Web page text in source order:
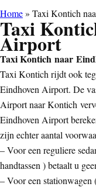
Home» Taxi Kontich
Taxi
Airport
Taxi Kontich naar
Taxi Kontich rijdt ook
Eindhoven Airport. De
Airport naar Kontich
Eindhoven Airport
zijn echter aantal
– Voor een reguliere
handtassen ) betaalt u
– Voor een stationwagen